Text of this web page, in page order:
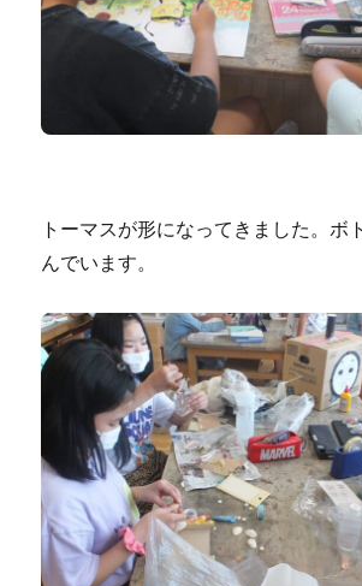
トーマスが形になってきました。ボ
んでいます。